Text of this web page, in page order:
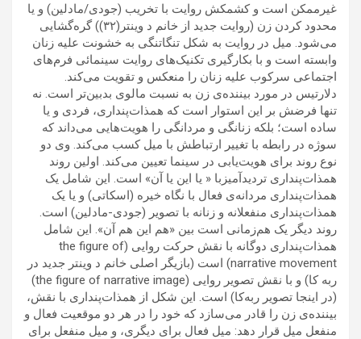
غیرممکن است و کشمکش روایت با تخریب (جودی/مادلین) و یا
محدود کردن زن (روایت جدید از خانم د وینتر(۳۲)) گره‌گشایی
می‌شود. میل در روایت به شکل تنگاتنگی به خشونت علیه زنان
وابسته است و با بکارگیری تکنیک‌های روایت سینمائی فرم‌های
اجتماعی سرکوب علیه زنان را منعکس و تقویت می‌کند.
دلارتیس در مورد بیننده‌ی زن به نسبت مالوی بدبین‌تر است. نه
تنها فرضش بر این استوار است که همذات‌پنداری، فردی و یا
ساده است؛ بلکه زنانگی و مردانگی را هویت‌‌هایی می‌داند که
سوژه در رابطه با تغییر ارتباطش با میل کسب می‌کند. وی دو
نوع روند برای هویت‌یابی در سینما تعیین می‌کند. اولین روند
همذات‌پنداری تردید‌آمیزبا « یا این یا آن» است. این شامل یک
همذات‌پنداری مردانه‌ی فعال با نگاه خیره‌ (اسکاتی) و یا یک
همذات‌پنداری منفعلانه و زنانه با تصویر (جودی-مادلین) است.
روند دیگر یک هم‌زمانی است بین «هم این هم آن». این شامل
همذات‌پنداری دوگانه با نقش حرکت روایی (the figure of
narrative movement) است (بازیگر اصلی خانم د وینتر جدید در
ربه کا) و با نقش تصویر روایی (the figure of narrative image)
(در اینجا تصویر ربه‌کا) است. این شکل از همذات‌پنداری با نقش،
بیننده‌ی زن را قادر می‌سازد که خود را در هر دو موقعیت فعال و
منفعل میل قرار دهد: میل فعال برای دیگری، و میل منفعل برای